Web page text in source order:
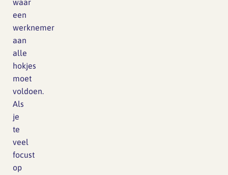
waar
een
werknemer
aan
alle
hokjes
moet
voldoen.
Als
je
te
veel
focust
op